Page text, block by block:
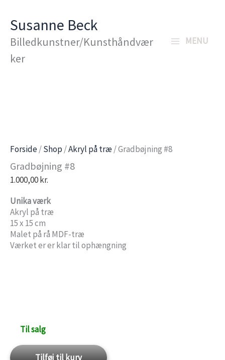
indholdet
Susanne Beck
Billedkunstner/Kunsthåndvær
ker
MENU
Forside/Shop /Akryl på træ / Gradbøjning #8
Gradbøjning #8
1.000,00kr.
Unika værk
Akryl på træ
15 x 15 cm
Malet på rå MDF-træ
Værket er er klar til ophængning
Til salg
GradbøjningTilføj til kurv